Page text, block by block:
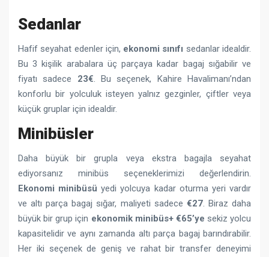
Sedanlar
Hafif seyahat edenler için, ekonomi sınıfı sedanlar idealdir.
Bu 3 kişilik arabalara üç parçaya kadar bagaj sığabilir ve
fiyatı sadece 23€. Bu seçenek, Kahire Havalimanı’ndan
konforlu bir yolculuk isteyen yalnız gezginler, çiftler veya
küçük gruplar için idealdir.
Minibüsler
Daha büyük bir grupla veya ekstra bagajla seyahat
ediyorsanız minibüs seçeneklerimizi değerlendirin.
Ekonomi minibüsü yedi yolcuya kadar oturma yeri vardır
ve altı parça bagaj sığar, maliyeti sadece €27. Biraz daha
büyük bir grup için ekonomik minibüs+ €65’ye sekiz yolcu
kapasitelidir ve aynı zamanda altı parça bagaj barındırabilir.
Her iki seçenek de geniş ve rahat bir transfer deneyimi